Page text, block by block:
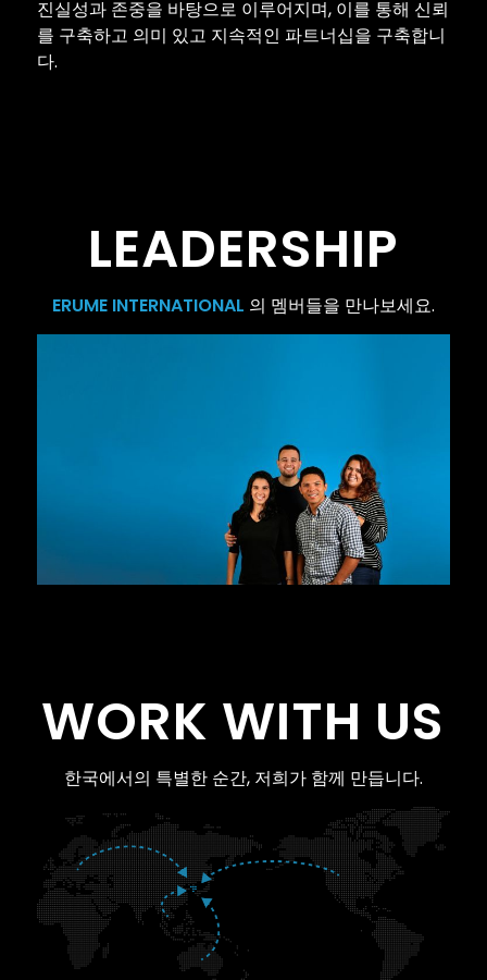
진실성과 존중을 바탕으로 이루어지며, 이를 통해 신뢰
를 구축하고 의미 있고 지속적인 파트너십을 구축합니
다.
LEADERSHIP
ERUME INTERNATIONAL 의 멤버들을 만나보세요.
WORK WITH US
한국에서의 특별한 순간, 저희가 함께 만듭니다.